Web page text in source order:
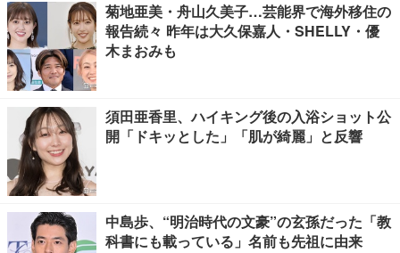
菊地亜美・舟山久美子…芸能界で海外移住の
報告続々 昨年は大久保嘉人・SHELLY・優
木まおみも
須田亜香里、ハイキング後の入浴ショット公
開「ドキッとした」「肌が綺麗」と反響
中島歩、“明治時代の文豪”の玄孫だった「教
科書にも載っている」名前も先祖に由来